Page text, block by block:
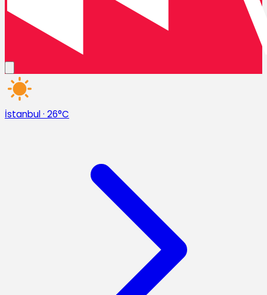
İstanbul· 26°C